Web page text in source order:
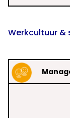
Werkcultuur &